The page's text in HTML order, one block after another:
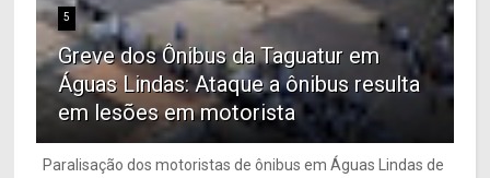
5
Greve dos Ônibus da Taguatur em
Águas Lindas: Ataque a ônibus resulta
em lesões em motorista
Paralisação dos motoristas de ônibus em Águas Lindas de